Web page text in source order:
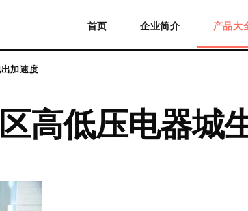
首页 企业简介 产品大
加速度
高低压电器城